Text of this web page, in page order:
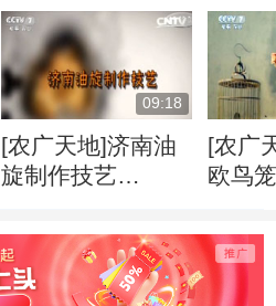
09:18
[农广天地]济南油
旋制作技艺
[农广
欧鸟